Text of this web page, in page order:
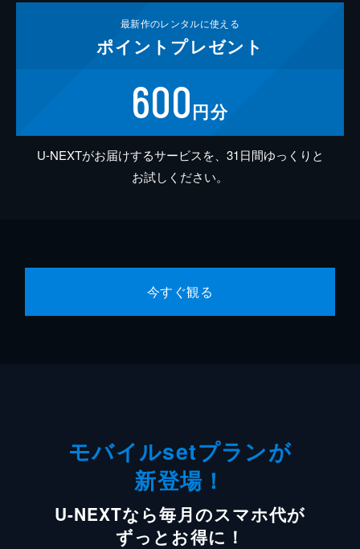
最新作のレンタルに使える
ポイント プレゼント
600円分
U-NEXTがお届けするサービスを、31日間ゆっくりと
お試しください。
今すぐ観る
モバイルsetプランが
新登場！
U-NEXTなら毎月のスマホ代が
ずっとお得に！